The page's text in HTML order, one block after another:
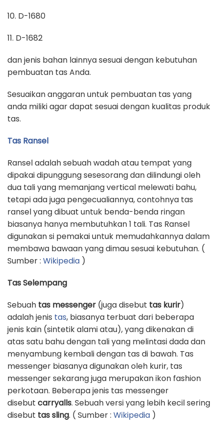
10. D-1680
11. D-1682
dan jenis bahan lainnya sesuai dengan kebutuhan
pembuatan tas Anda.
Sesuaikan anggaran untuk pembuatan tas yang
anda miliki agar dapat sesuai dengan kualitas produk
tas.
Tas Ransel
Ransel adalah sebuah wadah atau tempat yang
dipakai dipunggung sesesorang dan dilindungi oleh
dua tali yang memanjang vertical melewati bahu,
tetapi ada juga pengecualiannya, contohnya tas
ransel yang dibuat untuk benda-benda ringan
biasanya hanya membutuhkan 1 tali. Tas Ransel
digunakan si pemakai untuk memudahkannya dalam
membawa bawaan yang dimau sesuai kebutuhan. (
Sumber : Wikipedia )
Tas Selempang
Sebuah tas messenger (juga disebut tas kurir)
adalah jenis tas, biasanya terbuat dari beberapa
jenis kain (sintetik alami atau), yang dikenakan di
atas satu bahu dengan tali yang melintasi dada dan
menyambung kembali dengan tas di bawah. Tas
messenger biasanya digunakan oleh kurir, tas
messenger sekarang juga merupakan ikon fashion
perkotaan. Beberapa jenis tas messenger
disebut carryalls. Sebuah versi yang lebih kecil sering
disebut tas sling. ( Sumber : Wikipedia )